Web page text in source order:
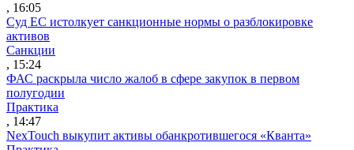
, 16:05
Суд ЕС истолкует санкционные нормы о разблокировке
активов
Санкции
, 15:24
ФАС раскрыла число жалоб в сфере закупок в первом
полугодии
Практика
, 14:47
NexTouch выкупит активы обанкротившегося «Кванта»